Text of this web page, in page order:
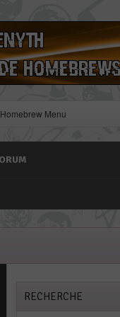
Menu
obtenir un dump
un !
RECHERCHE